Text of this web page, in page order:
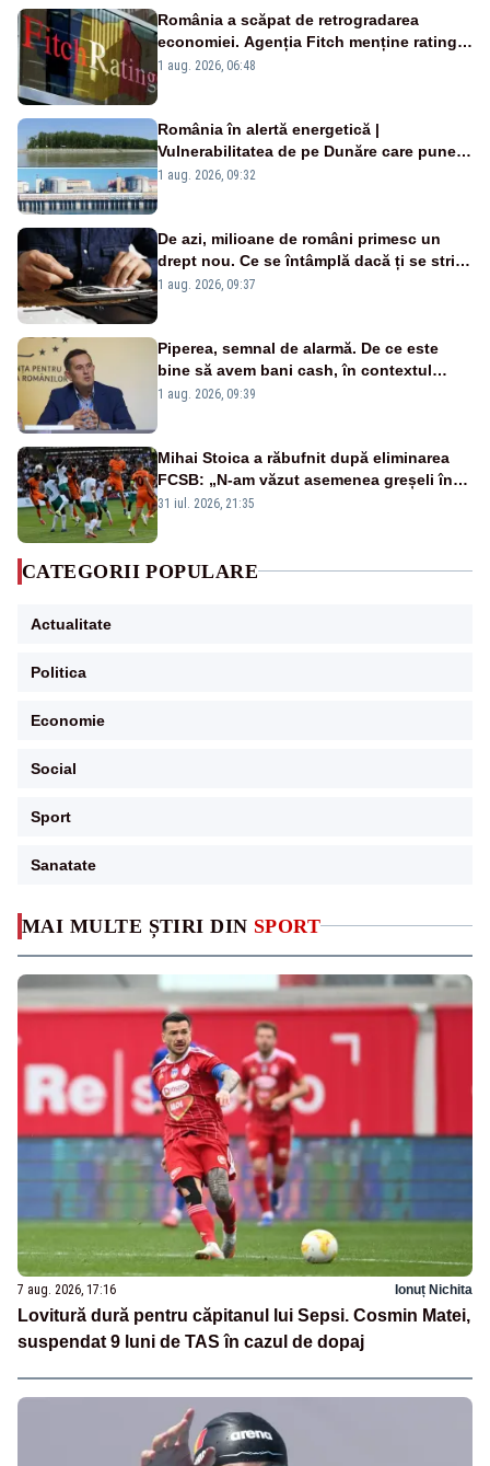
MAI MULTE ȘTIRI DIN SPORT
7 aug. 2026, 17:16 Ionuț Nichita
Lovitură dură pentru căpitanul lui Sepsi. Cosmin Matei,
suspendat 9 luni de TAS în cazul de dopaj
România a scăpat de retrogradarea
economiei. Agenția Fitch menține ratingul
„BBB-” cu perspectivă negativă
1 aug. 2026, 06:48
România în alertă energetică |
Vulnerabilitatea de pe Dunăre care pune
în pericol Centrala Cernavodă era
1 aug. 2026, 09:32
De azi, milioane de români primesc un
drept nou. Ce se întâmplă dacă ți se strică
un produs
1 aug. 2026, 09:37
Piperea, semnal de alarmă. De ce este
bine să avem bani cash, în contextul
alertei energetice?
1 aug. 2026, 09:39
Mihai Stoica a răbufnit după eliminarea
FCSB: „N-am văzut asemenea greșeli în
190 de meciuri europene”
31 iul. 2026, 21:35
CATEGORII POPULARE
Actualitate
Politica
Economie
Social
Sport
Sanatate